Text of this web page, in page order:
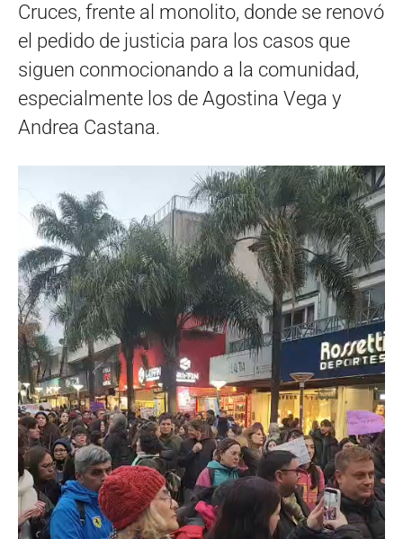
Cruces, frente al monolito, donde se renovó
el pedido de justicia para los casos que
siguen conmocionando a la comunidad,
especialmente los de Agostina Vega y
Andrea Castana.